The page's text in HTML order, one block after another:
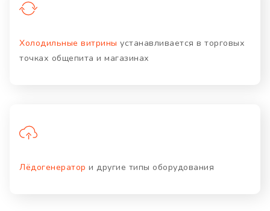
Холодильные витрины устанавливается в торговых
точках общепита и магазинах
Лёдогенератор и другие типы оборудования